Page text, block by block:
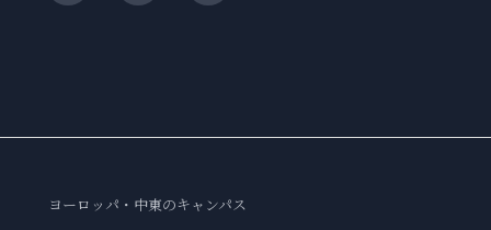
ヨーロッパ・中東のキャンパス